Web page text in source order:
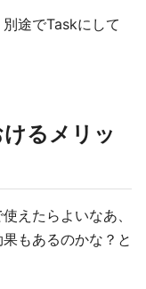
途でTaskにして
るメリッ
えたらよいなあ、
もあるのかな？と